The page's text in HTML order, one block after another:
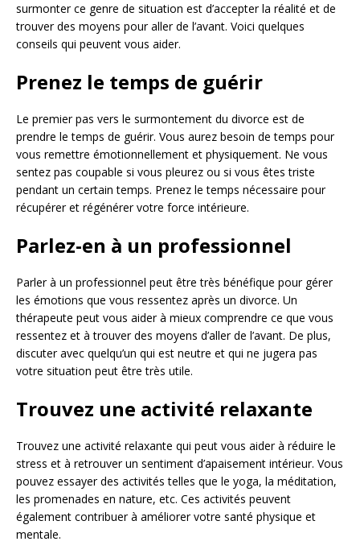
surmonter ce genre de situation est d’accepter la réalité et de
trouver des moyens pour aller de l’avant. Voici quelques
conseils qui peuvent vous aider.
Prenez le temps de guérir
Le premier pas vers le surmontement du divorce est de
prendre le temps de guérir. Vous aurez besoin de temps pour
vous remettre émotionnellement et physiquement. Ne vous
sentez pas coupable si vous pleurez ou si vous êtes triste
pendant un certain temps. Prenez le temps nécessaire pour
récupérer et régénérer votre force intérieure.
Parlez-en à un professionnel
Parler à un professionnel peut être très bénéfique pour gérer
les émotions que vous ressentez après un divorce. Un
thérapeute peut vous aider à mieux comprendre ce que vous
ressentez et à trouver des moyens d’aller de l’avant. De plus,
discuter avec quelqu’un qui est neutre et qui ne jugera pas
votre situation peut être très utile.
Trouvez une activité relaxante
Trouvez une activité relaxante qui peut vous aider à réduire le
stress et à retrouver un sentiment d’apaisement intérieur. Vous
pouvez essayer des activités telles que le yoga, la méditation,
les promenades en nature, etc. Ces activités peuvent
également contribuer à améliorer votre santé physique et
mentale.